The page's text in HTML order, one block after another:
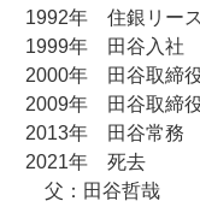
1992年 住銀リー
1999年 田谷入社
2000年 田谷取締
2009年 田谷取締
2013年 田谷常務
2021年 死去
父：田谷哲哉